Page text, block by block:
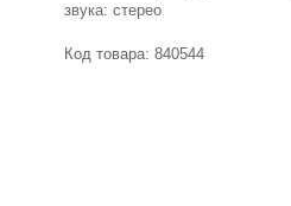
звука: стерео
Код товара: 840544